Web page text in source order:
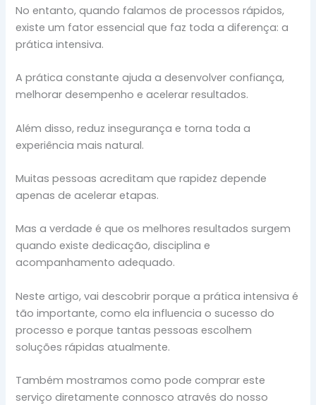
No entanto, quando falamos de processos rápidos,
existe um fator essencial que faz toda a diferença: a
prática intensiva.
A prática constante ajuda a desenvolver confiança,
melhorar desempenho e acelerar resultados.
Além disso, reduz insegurança e torna toda a
experiência mais natural.
Muitas pessoas acreditam que rapidez depende
apenas de acelerar etapas.
Mas a verdade é que os melhores resultados surgem
quando existe dedicação, disciplina e
acompanhamento adequado.
Neste artigo, vai descobrir porque a prática intensiva é
tão importante, como ela influencia o sucesso do
processo e porque tantas pessoas escolhem
soluções rápidas atualmente.
Também mostramos como pode comprar este
serviço diretamente connosco através do nosso